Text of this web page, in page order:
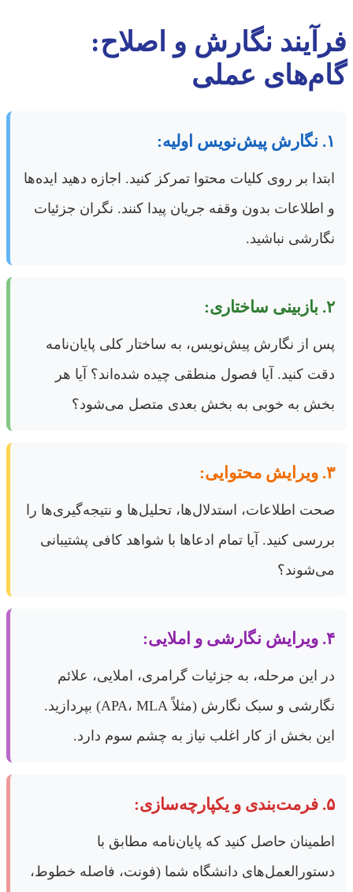
فرآیند نگارش و اصلاح:
گام‌های عملی
۱. نگارش پیش‌نویس اولیه:
ابتدا بر روی کلیات محتوا تمرکز کنید. اجازه دهید ایده‌ها
و اطلاعات بدون وقفه جریان پیدا کنند. نگران جزئیات
نگارشی نباشید.
۲. بازبینی ساختاری:
پس از نگارش پیش‌نویس، به ساختار کلی پایان‌نامه
دقت کنید. آیا فصول منطقی چیده شده‌اند؟ آیا هر
بخش به خوبی به بخش بعدی متصل می‌شود؟
۳. ویرایش محتوایی:
صحت اطلاعات، استدلال‌ها، تحلیل‌ها و نتیجه‌گیری‌ها را
بررسی کنید. آیا تمام ادعاها با شواهد کافی پشتیبانی
می‌شوند؟
۴. ویرایش نگارشی و املایی:
در این مرحله، به جزئیات گرامری، املایی، علائم
نگارشی و سبک نگارش (مثلاً APA، MLA) بپردازید.
این بخش از کار اغلب نیاز به چشم سوم دارد.
۵. فرمت‌بندی و یکپارچه‌سازی:
اطمینان حاصل کنید که پایان‌نامه مطابق با
دستورالعمل‌های دانشگاه شما (فونت، فاصله خطوط،